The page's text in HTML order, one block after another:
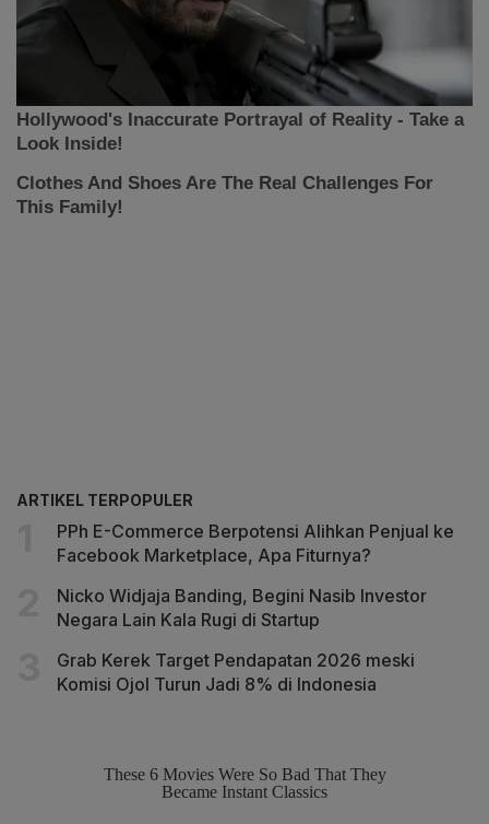
ARTIKEL TERPOPULER
PPh E-Commerce Berpotensi Alihkan Penjual ke
Facebook Marketplace, Apa Fiturnya?
Nicko Widjaja Banding, Begini Nasib Investor
Negara Lain Kala Rugi di Startup
Grab Kerek Target Pendapatan 2026 meski
Komisi Ojol Turun Jadi 8% di Indonesia